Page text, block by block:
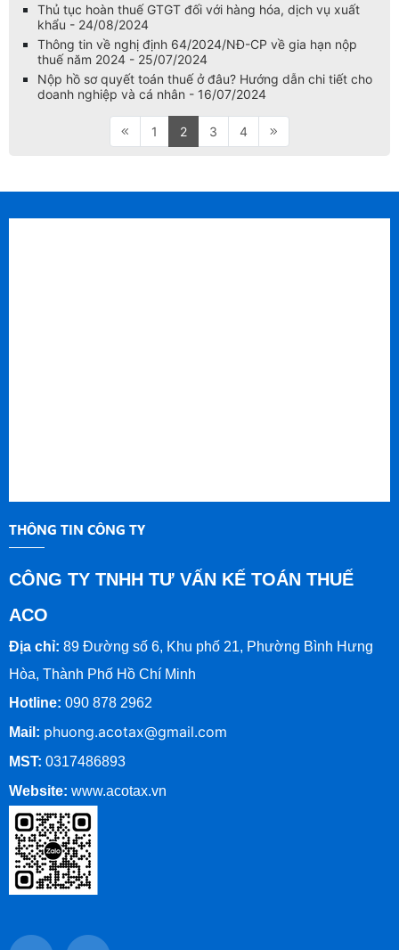
Thủ tục hoàn thuế GTGT đối với hàng hóa, dịch vụ xuất
khẩu - 24/08/2024
Thông tin về nghị định 64/2024/NĐ-CP về gia hạn nộp
thuế năm 2024 - 25/07/2024
Nộp hồ sơ quyết toán thuế ở đâu? Hướng dẫn chi tiết cho
doanh nghiệp và cá nhân - 16/07/2024
1 2 3 4
THÔNG TIN CÔNG TY
CÔNG TY TNHH TƯ VẤN KẾ TOÁN THUẾ
ACO
Địa chỉ: 89 Đường số 6, Khu phố 21, Phường Bình Hưng
Hòa, Thành Phố Hồ Chí Minh
Hotline: 090 878 2962
Mail: phuong.acotax@gmail.com
MST: 0317486893
Website: www.acotax.vn